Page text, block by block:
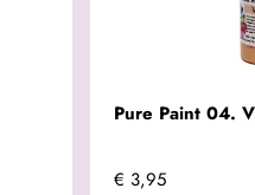
Pure Paint 04.
€ 3,95